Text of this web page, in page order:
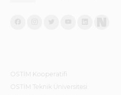
OSTİM Kooperatifi
OSTİM Teknik Üniversitesi